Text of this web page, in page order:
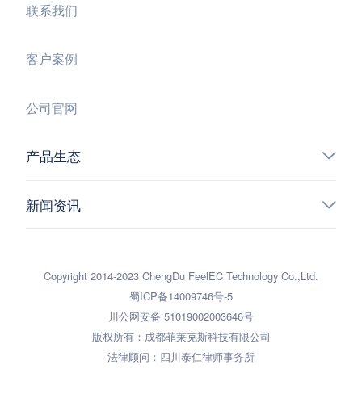
联系我们
客户案例
公司官网
产品生态
新闻资讯
Copyright 2014-2023 ChengDu FeelEC Technology Co.,Ltd.
蜀ICP备14009746号-5
川公网安备 51019002003646号
版权所有：成都菲莱克斯科技有限公司
法律顾问：四川泰仁律师事务所